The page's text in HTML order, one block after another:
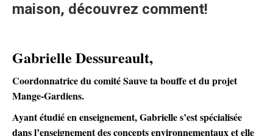
maison, découvrez comment!
Gabrielle Dessureault,
Coordonnatrice du comité Sauve ta bouffe et du projet
Mange-Gardiens.
Ayant étudié en enseignement, Gabrielle s’est spécialisée
dans l’enseignement des concepts environnementaux et elle